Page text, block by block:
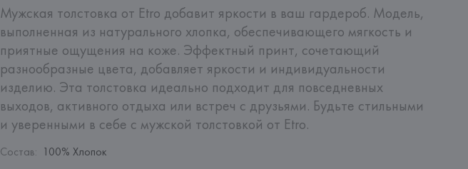
Мужская толстовка от Etro добавит яркости в ваш гардероб. Модель,
выполненная из натурального хлопка, обеспечивающего мягкость и
приятные ощущения на коже. Эффектный принт, сочетающий
разнообразные цвета, добавляет яркости и индивидуальности
изделию. Эта толстовка идеально подходит для повседневных
выходов, активного отдыха или встреч с друзьями. Будьте стильными
и уверенными в себе с мужской толстовкой от Etro.
Состав: 100% Хлопок